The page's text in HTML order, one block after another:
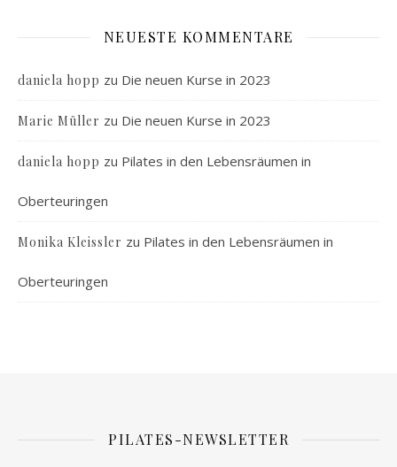
NEUESTE KOMMENTARE
daniela hopp zu Die neuen Kurse in 2023
Marie Müller zu Die neuen Kurse in 2023
daniela hopp zu Pilates in den Lebensräumen in
Oberteuringen
Monika Kleissler zu Pilates in den Lebensräumen in
Oberteuringen
PILATES-NEWSLETTER